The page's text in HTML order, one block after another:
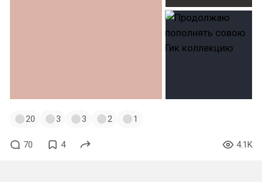
20 3 3 2 1
70 4 4.1K